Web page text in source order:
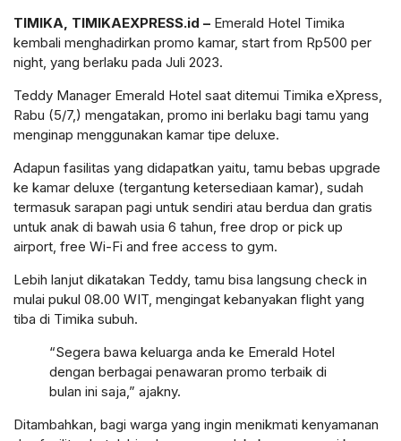
TIMIKA, TIMIKAEXPRESS.id – Emerald Hotel Timika
kembali menghadirkan promo kamar, start from Rp500 per
night, yang berlaku pada Juli 2023.
Teddy Manager Emerald Hotel saat ditemui Timika eXpress,
Rabu (5/7,) mengatakan, promo ini berlaku bagi tamu yang
menginap menggunakan kamar tipe deluxe.
Adapun fasilitas yang didapatkan yaitu, tamu bebas upgrade
ke kamar deluxe (tergantung ketersediaan kamar), sudah
termasuk sarapan pagi untuk sendiri atau berdua dan gratis
untuk anak di bawah usia 6 tahun, free drop or pick up
airport, free Wi-Fi and free access to gym.
Lebih lanjut dikatakan Teddy, tamu bisa langsung check in
mulai pukul 08.00 WIT, mengingat kebanyakan flight yang
tiba di Timika subuh.
“Segera bawa keluarga anda ke Emerald Hotel
dengan berbagai penawaran promo terbaik di
bulan ini saja,” ajakny.
Ditambahkan, bagi warga yang ingin menikmati kenyamanan